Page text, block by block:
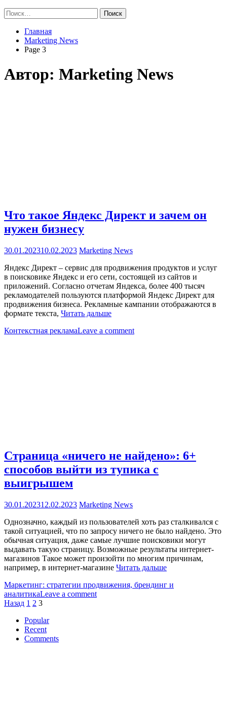
Найти:
Главная
Marketing News
Page 3
Автор: Marketing News
Что такое Яндекс Директ и зачем он
нужен бизнесу
30.01.202310.02.2023 Marketing News
Яндекс Директ – сервис для продвижения продуктов и услуг
в поисковике Яндекс и его сети, состоящей из сайтов и
приложений. Согласно отчетам Яндекса, более 400 тысяч
рекламодателей пользуются платформой Яндекс Директ для
продвижения бизнеса. Рекламные кампании отображаются в
формате текста, Читать дальше
Контекстная рекламаLeave a comment
Страница «ничего не найдено»: 6+
способов выйти из тупика с
выигрышем
30.01.202312.02.2023 Marketing News
Однозначно, каждый из пользователей хоть раз сталкивался с
такой ситуацией, что по запросу ничего не было найдено. Это
обычная ситуация, даже самые лучшие поисковики могут
выдавать такую страницу. Возможные результаты интернет-
магазинов Такое может произойти по многим причинам,
например, в интернет-магазине Читать дальше
Маркетинг: стратегии продвижения, брендинг и
аналитикаLeave a comment
Пагинация
записей
Назад 1 2 3
Popular
Recent
Comments